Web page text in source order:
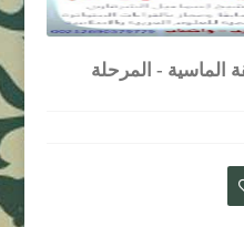
الماسية - المرحلة